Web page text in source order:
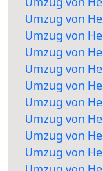
Umzug von
Umzug von
Umzug von
Umzug von
Umzug von
Umzug von
Umzug von
Umzug von
Umzug von